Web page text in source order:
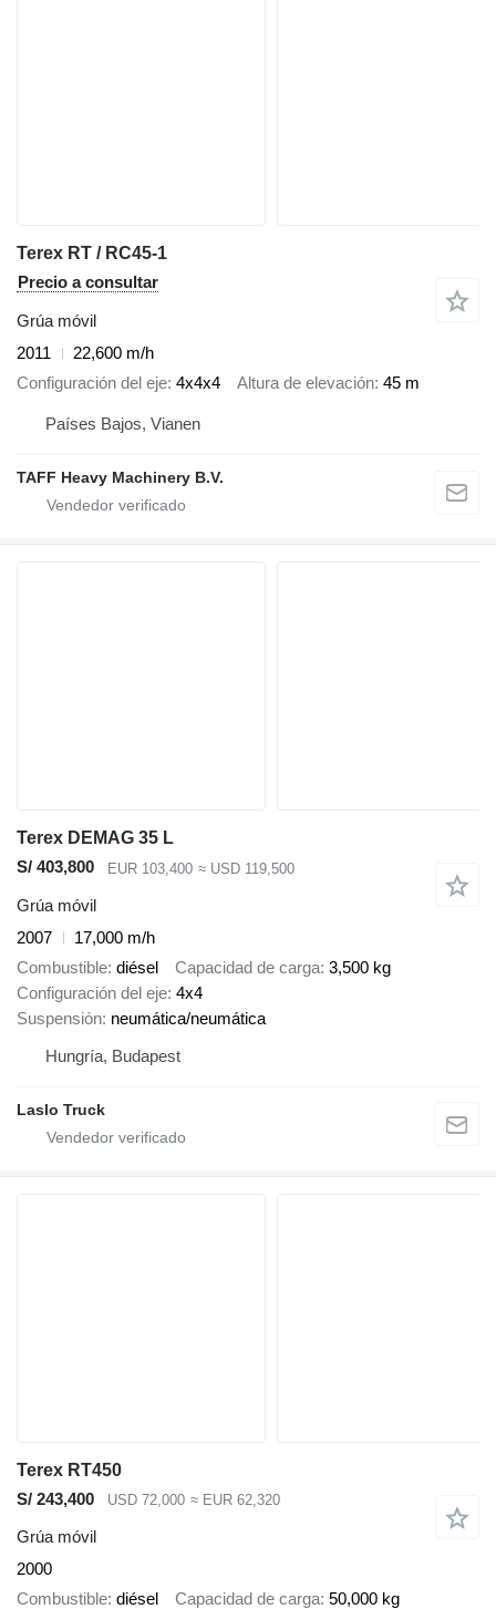
Terex RT / RC45-1
Precio a consultar
Grúa móvil
2011
22,600 m/h
Configuración del eje 4x4x4 Altura de elevación 45 m
Países Bajos, Vianen
TAFF Heavy Machinery B.V.
Terex DEMAG 35 L
S/ 403,800
EUR 103,400 ≈ USD 119,500
Grúa móvil
2007
17,000 m/h
Combustible diésel Capacidad de carga 3,500 kg
Configuración del eje 4x4
Suspensión neumática/neumática
Hungría, Budapest
Laslo Truck
Terex RT450
S/ 243,400
USD 72,000 ≈ EUR 62,320
Grúa móvil
2000
Combustible diésel Capacidad de carga 50,000 kg